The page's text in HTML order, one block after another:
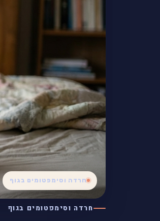
חרדה וסימפטומים בגוף
חרדה וסימפטומים בגוף